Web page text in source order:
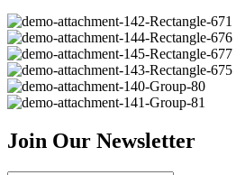
Join Our Newsletter